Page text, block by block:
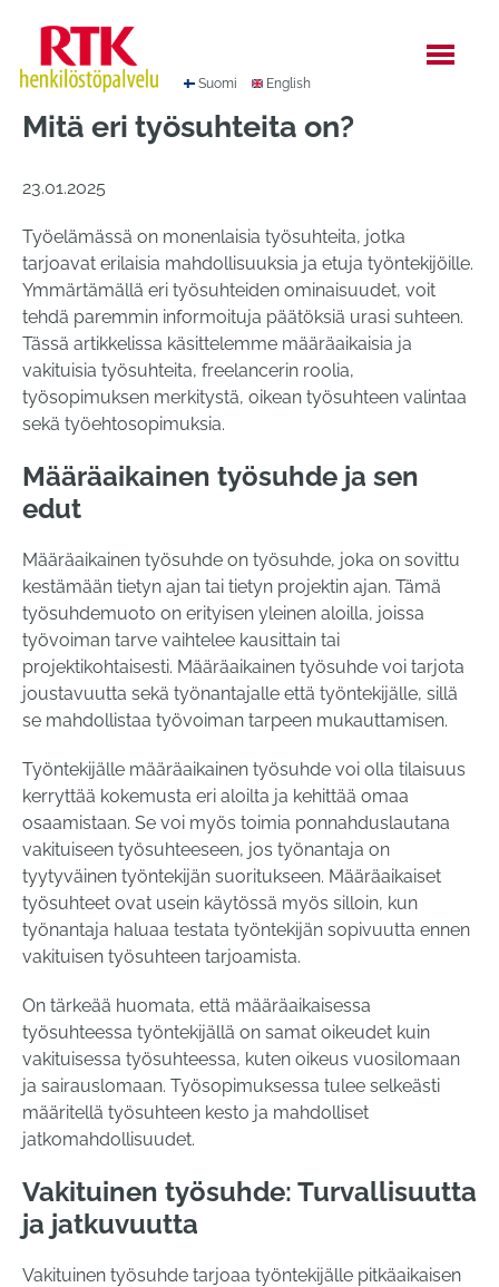
sisältöön
Suomi English
Mitä eri työsuhteita on?
23.01.2025
Työelämässä on monenlaisia työsuhteita, jotka
tarjoavat erilaisia mahdollisuuksia ja etuja työntekijöille.
Ymmärtämällä eri työsuhteiden ominaisuudet, voit
tehdä paremmin informoituja päätöksiä urasi suhteen.
Tässä artikkelissa käsittelemme määräaikaisia ja
vakituisia työsuhteita, freelancerin roolia,
työsopimuksen merkitystä, oikean työsuhteen valintaa
sekä työehtosopimuksia.
Määräaikainen työsuhde ja sen
edut
Määräaikainen työsuhde on työsuhde, joka on sovittu
kestämään tietyn ajan tai tietyn projektin ajan. Tämä
työsuhdemuoto on erityisen yleinen aloilla, joissa
työvoiman tarve vaihtelee kausittain tai
projektikohtaisesti. Määräaikainen työsuhde voi tarjota
joustavuutta sekä työnantajalle että työntekijälle, sillä
se mahdollistaa työvoiman tarpeen mukauttamisen.
Työntekijälle määräaikainen työsuhde voi olla tilaisuus
kerryttää kokemusta eri aloilta ja kehittää omaa
osaamistaan. Se voi myös toimia ponnahduslautana
vakituiseen työsuhteeseen, jos työnantaja on
tyytyväinen työntekijän suoritukseen. Määräaikaiset
työsuhteet ovat usein käytössä myös silloin, kun
työnantaja haluaa testata työntekijän sopivuutta ennen
vakituisen työsuhteen tarjoamista.
On tärkeää huomata, että määräaikaisessa
työsuhteessa työntekijällä on samat oikeudet kuin
vakituisessa työsuhteessa, kuten oikeus vuosilomaan
ja sairauslomaan. Työsopimuksessa tulee selkeästi
määritellä työsuhteen kesto ja mahdolliset
jatkomahdollisuudet.
Vakituinen työsuhde: Turvallisuutta
ja jatkuvuutta
Vakituinen työsuhde tarjoaa työntekijälle pitkäaikaisen